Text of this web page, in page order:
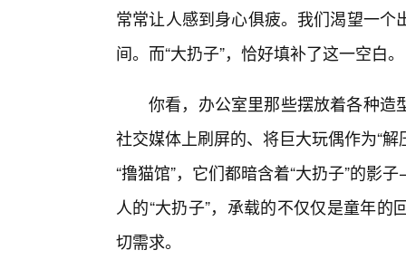
常常让人感到身心俱疲。我们渴望一
间。而“大扔子”，恰好填补了这一空白。
你看，办公室里那些摆放着各种造
社交媒体上刷屏的、将巨大玩偶作为“
“撸猫馆”，它们都暗含着“大扔子”的
人的“大扔子”，承载的不仅仅是童年
切需求。